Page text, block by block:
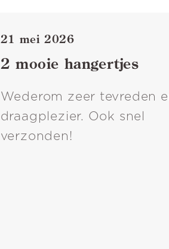
21 mei 2026
2 mooie hangertjes
Wederom zeer tevreden
draagplezier. Ook snel
verzonden!